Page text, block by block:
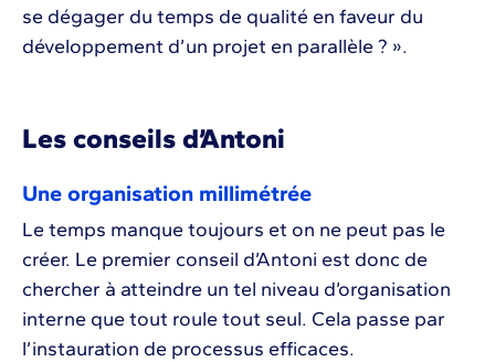
se dégager du temps de qualité en faveur du
développement d’un projet en parallèle ? ».
Les conseils d’Antoni
Une organisation millimétrée
Le temps manque toujours et on ne peut pas le
créer. Le premier conseil d’Antoni est donc de
chercher à atteindre un tel niveau d’organisation
interne que tout roule tout seul. Cela passe par
l’instauration de processus efficaces.